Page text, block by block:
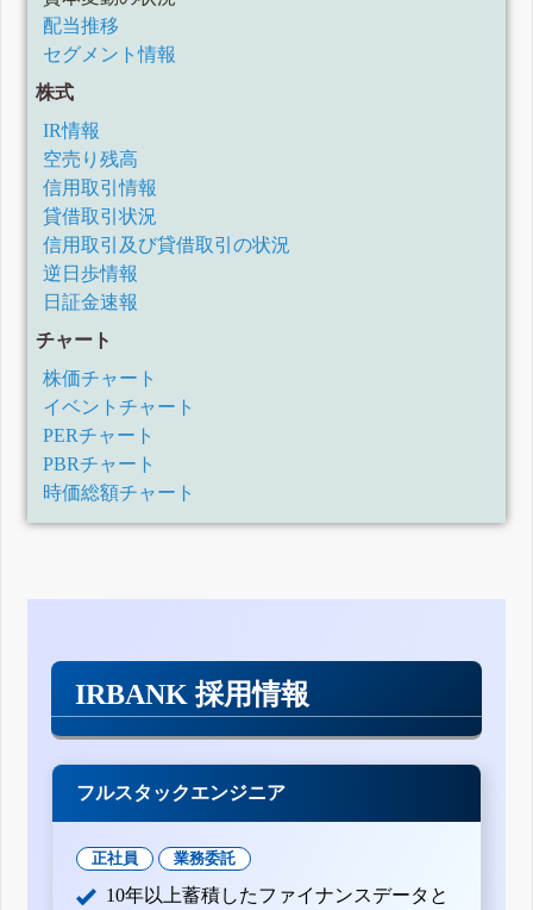
配当推移
セグメント情報
株式
IR情報
空売り残高
信用取引情報
貸借取引状況
信用取引及び貸借取引の状況
逆日歩情報
日証金速報
チャート
株価チャート
イベントチャート
PERチャート
PBRチャート
時価総額チャート
IRBANK 採用情報
フルスタックエンジニア
正社員 業務委託
10年以上蓄積したファイナンスデータと